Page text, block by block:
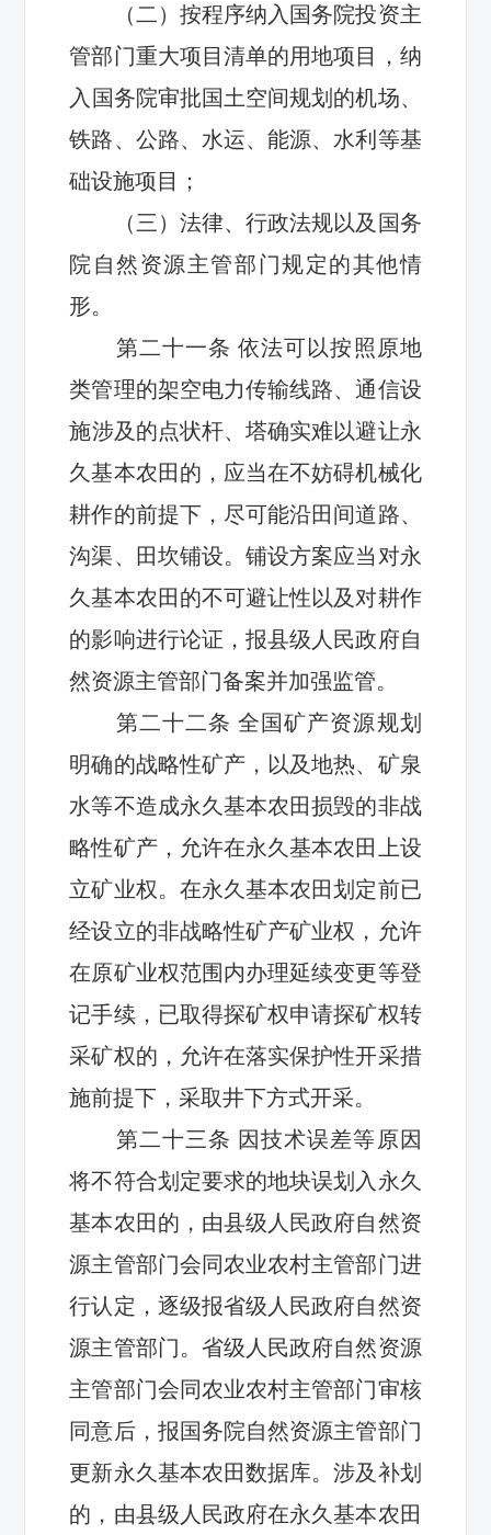
（二） 按程序纳入国务院投资主
管部门重大项目清单的用地项目
， 纳
入 国务院审批国土空间规划的机场、
铁路、公路、水运、能源、 水利 等基
础设施项目
；
（三）法律、行政法规以及国务
院自然资源主管部门规定的其他情
形。
第二十一条 依法可以按照原地
类管理的架空电力传输线路、通信设
施涉及的点状杆、塔确实难以避让永
久基本农田的，应当在不妨碍机械化
耕作的前提下，尽可能沿田间道路、
沟渠、田坎铺设。铺设方案应当对永
久基本农田的不可避让性以及对耕作
的影响进行论证，报县级 人民政府自
然资源主管部门备案并加强监管。
第二十二条全国矿产资源规划
明确的战略性矿产，以及地热、矿泉
水等不造成永久基本农田损毁的非战
略性矿产，允许在永久基本农田上设
立矿业权。在永久基本农田划定前已
经设立的非战略性矿产矿业权，允许
在原矿业权范围内办理延续变更等登
记手续，已取得探矿权申请探矿权转
采矿权的，允许在落实保护性开采措
施前提下，采取井下方式开采。
第二十三条 因技术误差等原因
将不符合划定要求的地块误划入永久
基本农田的，由县级人民政府自然资
源主管部门会同农业农村主管部门进
行认定，逐级报省级人民政府自然资
源主管部门。省级人民政府自然资源
主管部门会同农业农村主管部门审核
同意后，报国务院自然资源主管部门
更新永久基本农田数据库。涉及补划
的，由县级人民政府在永久基本农田